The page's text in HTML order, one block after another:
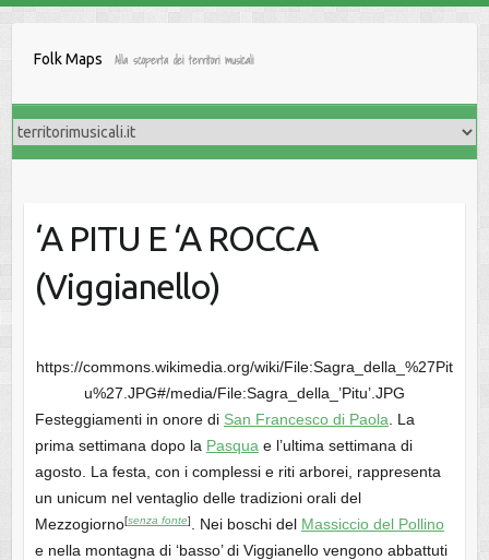
Folk Maps Alla scoperta dei territori musicali
‘A PITU E ‘A ROCCA
(Viggianello)
https://commons.wikimedia.org/wiki/File:Sagra_della_%27Pit
u%27.JPG#/media/File:Sagra_della_’Pitu’.JPG
Festeggiamenti in onore di San Francesco di Paola . La
prima settimana dopo la Pasqua e l’ultima settimana di
agosto. La festa, con i complessi e riti arborei, rappresenta
un unicum nel ventaglio delle tradizioni orali del
Mezzogiorno[senza fonte] . Nei boschi del Massiccio del Pollino
e nella montagna di ‘basso’ di Viggianello vengono abbattuti